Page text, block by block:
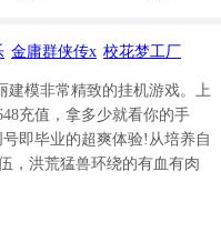
金庸群侠传x 校花梦工厂
建模非常精致的挂机游戏。上
充值，拿多少就看你的手
即毕业的超爽体验!从培养自
，洪荒猛兽环绕的有血有肉